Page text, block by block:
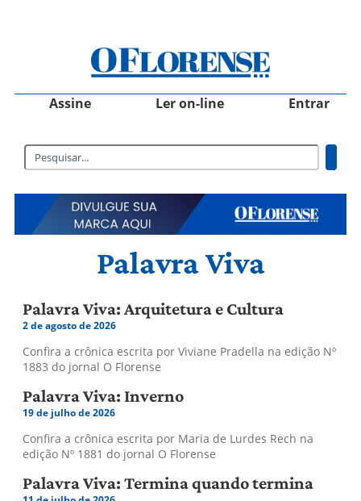
Assine Ler on-line Entrar
Palavra Viva
Palavra Viva: Arquitetura e Cultura
2 de agosto de 2026
Confira a crônica escrita por Viviane Pradella na edição Nº
1883 do jornal O Florense
Palavra Viva: Inverno
19 de julho de 2026
Confira a crônica escrita por Maria de Lurdes Rech na
edição Nº 1881 do jornal O Florense
Palavra Viva: Termina quando termina